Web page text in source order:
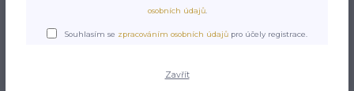
TANEČNÍ BOTY A PIŠKOTY Dětské baletní piškoty UP tělové
Dětské baletní piškoty UP
tělové
osobních údajů.
Souhlasím se zpracováním osobních údajů pro účely registrace.
Zavřít